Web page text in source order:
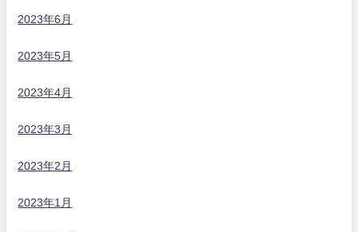
2023年6月
2023年5月
2023年4月
2023年3月
2023年2月
2023年1月